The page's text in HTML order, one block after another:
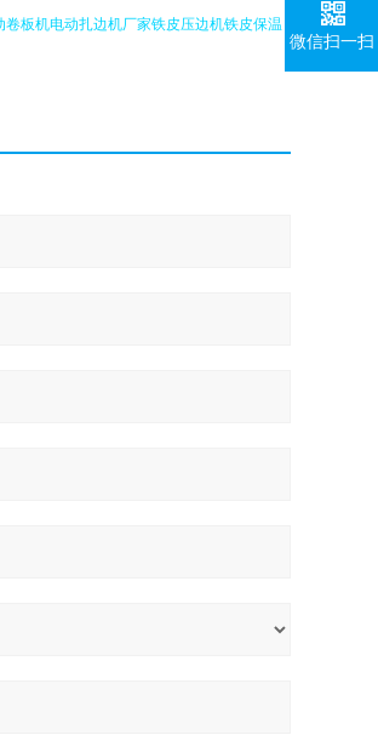
板机电动扎边机厂家铁皮压边机铁皮保温
微信扫一扫